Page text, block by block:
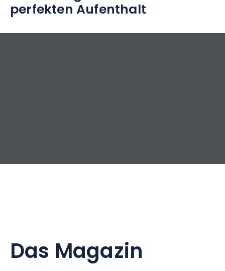
perfekten Aufenthalt
Das Magazin